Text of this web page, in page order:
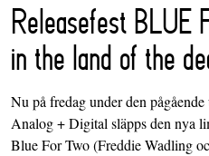
Releasefest BLUE
in the land of the
Nu på fredag under den
Analog + Digital släpps den nya
Blue For Two (Freddie Wadling